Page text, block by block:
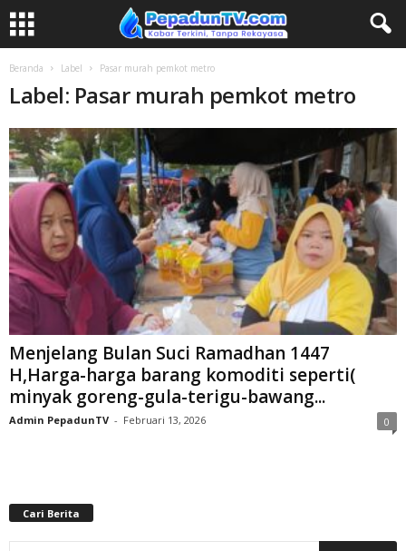
Beranda Label Pasar murah pemkot metro
Label: Pasar murah pemkot metro
Menjelang Bulan Suci Ramadhan 1447
H,Harga-harga barang komoditi seperti(
minyak goreng-gula-terigu-bawang...
Admin PepadunTV - Februari 13, 2026 0
Cari Berita